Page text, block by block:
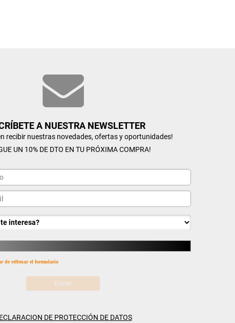
A NUESTRA NEWSLETTER
recibir nuestras novedades, ofertas y oportunidades!
UN 10% DE DTO EN TU PRÓXIMA COMPRA!
de rellenar el formulario
DE PROTECCIÓN DE DATOS